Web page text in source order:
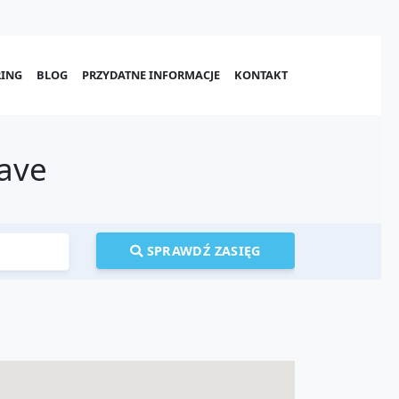
BLOG PRZYDATNE INFORMACJE KONTAKT
SPRAWDŹ ZASIĘG